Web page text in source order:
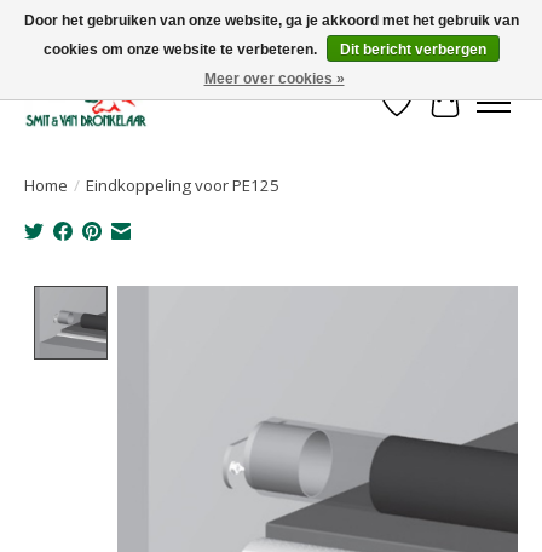
Uw leverancier voor stalinrichtingen en het opruwen van betonvloeren!
Verlanglijst
Home / Eindkoppeling voor PE125
Door het gebruiken van onze website, ga je akkoord met het gebruik van
cookies om onze website te verbeteren.
Dit bericht verbergen
Meer over cookies »